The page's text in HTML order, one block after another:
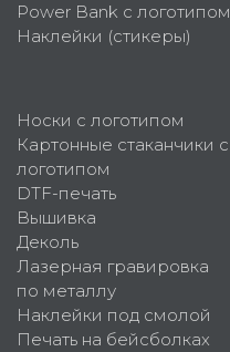
Power Bank с логотипом
Наклейки (стикеры)
Носки с логотипом
Картонные стаканчики с
логотипом
DTF-печать
Вышивка
Деколь
Лазерная гравировка
по металлу
Наклейки под смолой
Печать на бейсболках